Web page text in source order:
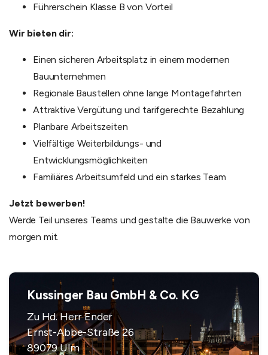
Führerschein Klasse B von Vorteil
Wir bieten dir:
Einen sicheren Arbeitsplatz in einem modernen
Bauunternehmen
Regionale Baustellen ohne lange Montagefahrten
Attraktive Vergütung und tarifgerechte Bezahlung
Planbare Arbeitszeiten
Vielfältige Weiterbildungs- und
Entwicklungsmöglichkeiten
Familiäres Arbeitsumfeld und ein starkes Team
Jetzt bewerben!
Werde Teil unseres Teams und gestalte die Bauwerke von
morgen mit.
Kussinger Bau GmbH & Co. KG
Zu Hd. Herr Ender
Ernst-Abbe-Straße 26
89079 Ulm